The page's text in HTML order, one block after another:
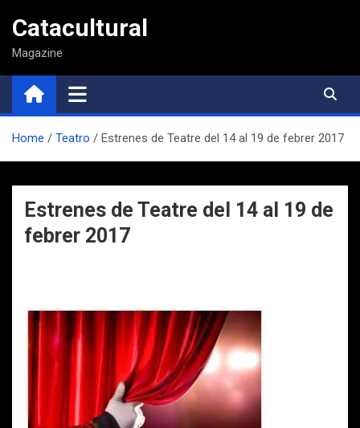
contenido
Catacultural
Magazine
Home Teatro Estrenes de Teatre del 14 al 19 de febrer 2017
Estrenes de Teatre del 14 al 19 de
febrer 2017